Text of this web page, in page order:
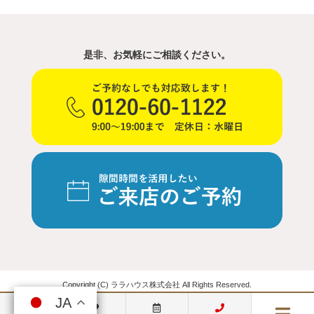
JA
JA
是非、お気軽にご相談ください。
Copyright (C) ララハウス株式会社 All Rights Reserved.
JA
JA